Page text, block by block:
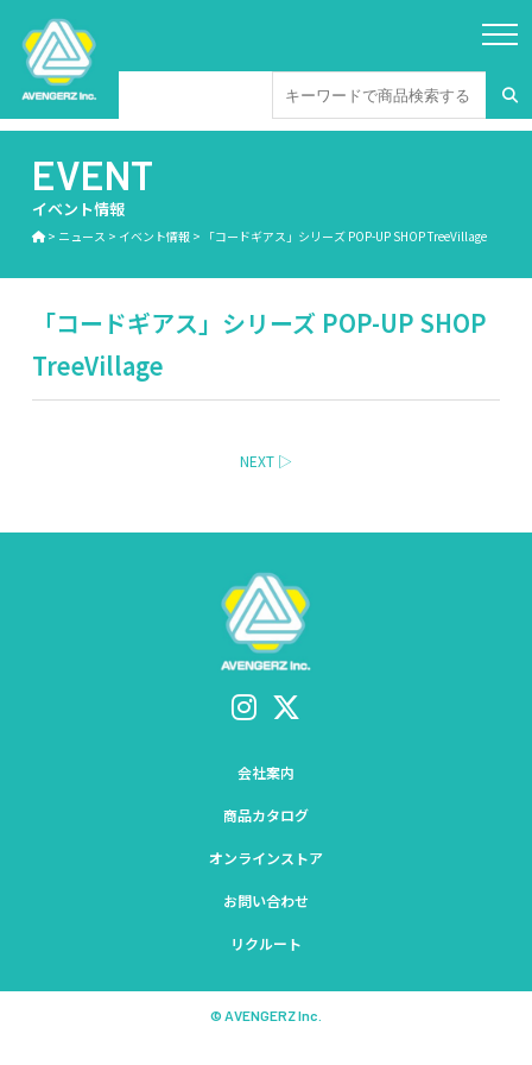
EVENT
イベント情報
> ニュース > イベント情報> 「コードギアス」シリーズ POP-UP SHOP TreeVillage
「コードギアス」シリーズ POP-UP SHOP
TreeVillage
NEXT ▷
会社案内
商品カタログ
オンラインストア
お問い合わせ
リクルート
© AVENGERZ Inc.